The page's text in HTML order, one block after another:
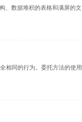
、数据堆积的表格和满屏的文
相同的行为。委托方法的使用